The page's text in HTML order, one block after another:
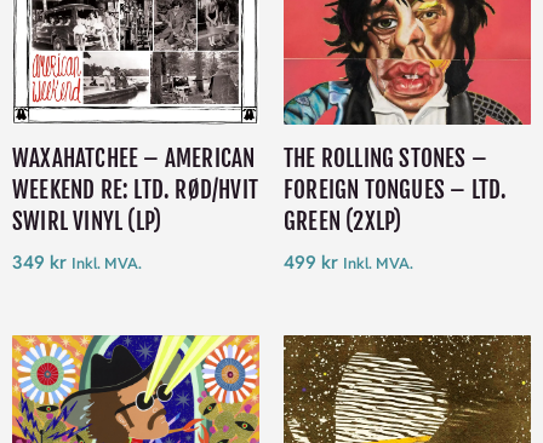
WAXAHATCHEE – AMERICAN
WEEKEND RE: LTD. RØD/HVIT
SWIRL VINYL (LP)
349 kr Inkl. MVA.
THE ROLLING STONES –
FOREIGN TONGUES – LTD.
GREEN (2XLP)
499 kr Inkl. MVA.